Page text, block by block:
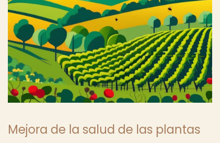
Mejora de la salud de las plantas